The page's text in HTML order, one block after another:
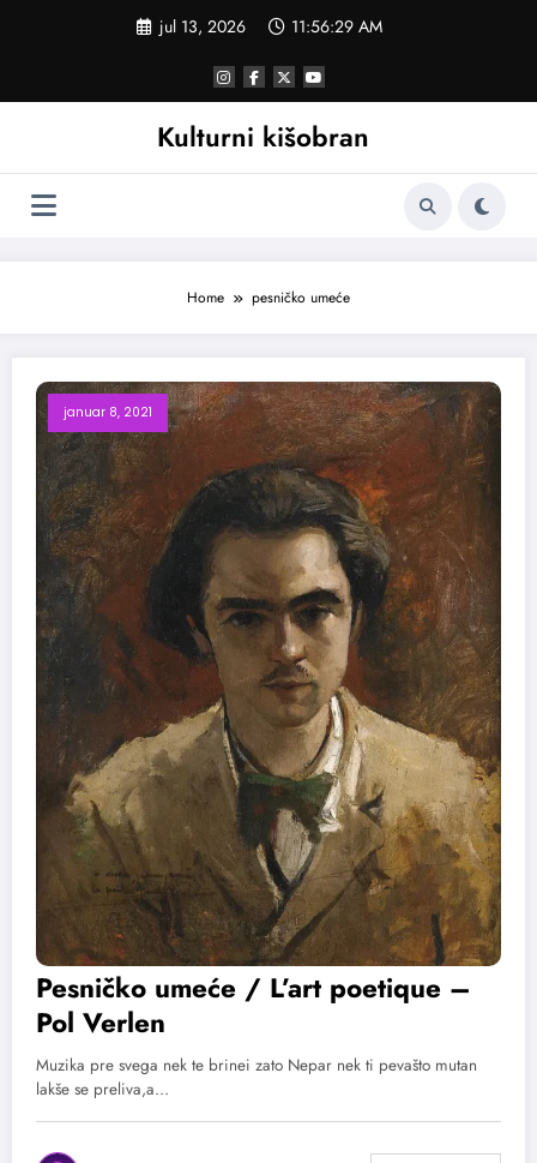
jul 13, 2026 11:56:30 AM
Kulturni kišobran
Home pesničko umeće
januar 8, 2021
Pesničko umeće / L’art poetique –
Pol Verlen
Muzika pre svega nek te brinei zato Nepar nek ti pevašto mutan
lakše se preliva,a…